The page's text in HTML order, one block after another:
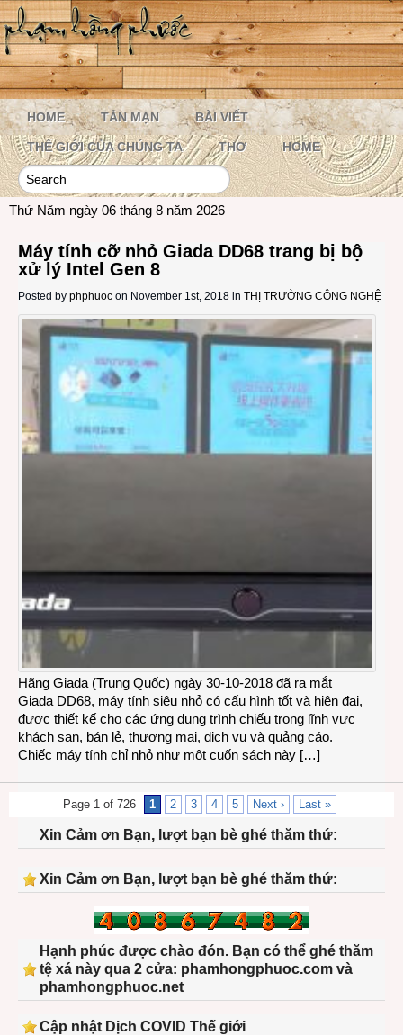
HOME TẢN MẠN BÀI VIẾT
THẾ GIỚI CỦA CHÚNG TA THƠ HOME
Thứ Năm ngày 06 tháng 8 năm 2026
Máy tính cỡ nhỏ Giada DD68 trang bị bộ
xử lý Intel Gen 8
Posted by phphuoc on November 1st, 2018 in THỊ TRƯỜNG CÔNG NGHỆ
Hãng Giada (Trung Quốc) ngày 30-10-2018 đã ra mắt
Giada DD68, máy tính siêu nhỏ có cấu hình tốt và hiện đại,
được thiết kế cho các ứng dụng trình chiếu trong lĩnh vực
khách sạn, bán lẻ, thương mại, dịch vụ và quảng cáo.
Chiếc máy tính chỉ nhỏ như một cuốn sách này […]
Page 1 of 726 1 2 3 4 5 Next › Last »
Xin Cảm ơn Bạn, lượt bạn bè ghé thăm thứ:
Xin Cảm ơn Bạn, lượt bạn bè ghé thăm thứ:
Hạnh phúc được chào đón. Bạn có thể ghé thăm
tệ xá này qua 2 cửa: phamhongphuoc.com và
phamhongphuoc.net
Cập nhật Dịch COVID Thế giới